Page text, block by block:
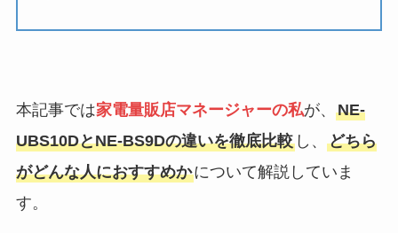
本記事では家電量販店マネージャーの私が、 NE-
UBS10DとNE-BS9Dの違いを徹底比較し、 どちら
がどんな人におすすめかについて解説していま
す。